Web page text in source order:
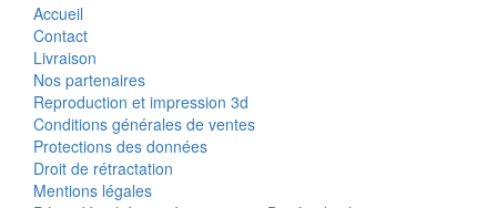
Accueil
Contact
Livraison
Nos partenaires
Reproduction et impression 3d
Conditions générales de ventes
Protections des données
Droit de rétractation
Mentions légales